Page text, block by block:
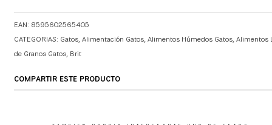
EAN: 8595602565405
CATEGORIAS: Gatos,Alimentación Gatos,Alimentos Húmedos Gatos,Alimentos
de Granos Gatos, Brit
COMPARTIR ESTE PRODUCTO